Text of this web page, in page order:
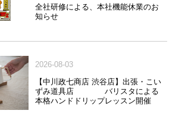
全社研修による、本社機能休業のお
知らせ
2026-08-03
【中川政七商店 渋谷店】出張・こい
ずみ道具店 バリスタによる
本格ハンドドリップレッスン開催